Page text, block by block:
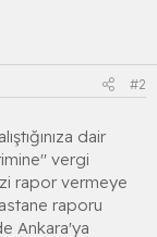
#2
dair
vergi
rapor vermeye
raporu
Ankara'ya